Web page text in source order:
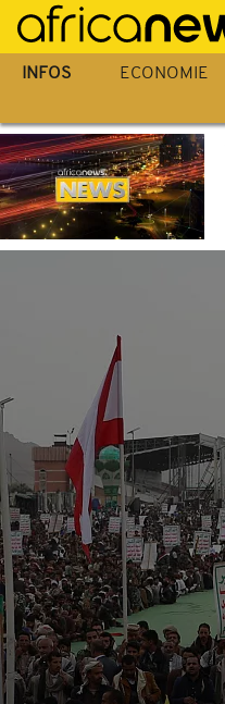
Passer
au
contenu
INFOS ECONOMIE